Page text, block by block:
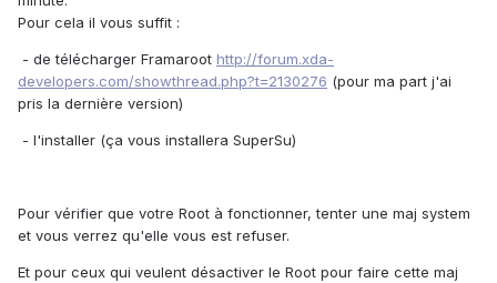
Pour cela il vous suffit :
- de télécharger Framaroot http://forum.xda-
developers.com/showthread.php?t=2130276 (pour ma part j'ai
pris la dernière version)
- l'installer (ça vous installera SuperSu)
Pour vérifier que votre Root à fonctionner, tenter une maj system
et vous verrez qu'elle vous est refuser.
Et pour ceux qui veulent désactiver le Root pour faire cette maj